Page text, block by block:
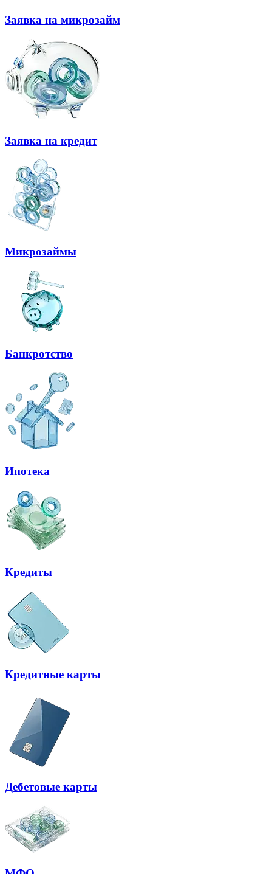
Заявка на микрозайм
Заявка на кредит
Микрозаймы
Банкротство
Ипотека
Кредиты
Кредитные карты
Дебетовые карты